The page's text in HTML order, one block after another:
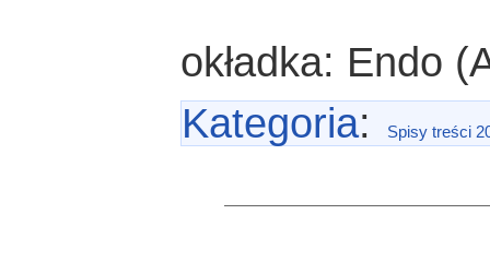
okładka: Endo
Kategoria: Spisy treści